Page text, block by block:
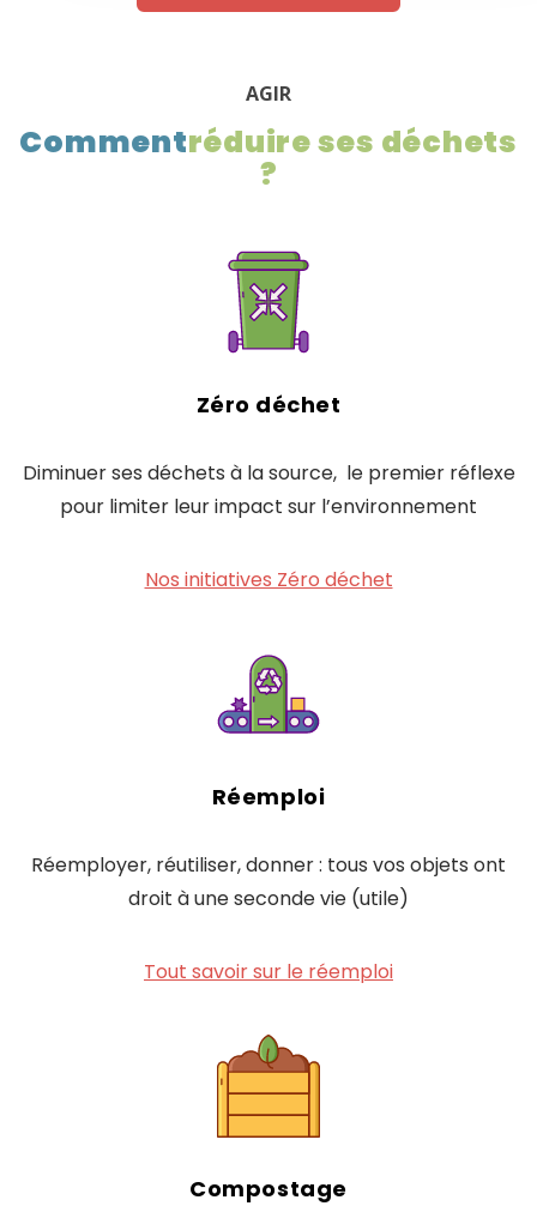
AGIR
Commentréduire ses déchets
?
Zéro déchet
Diminuer ses déchets à la source, le premier réflexe
pour limiter leur impact sur l’environnement
Nos initiatives Zéro déchet
Réemploi
Réemployer, réutiliser, donner : tous vos objets ont
droit à une seconde vie (utile)
Tout savoir sur le réemploi
Compostage